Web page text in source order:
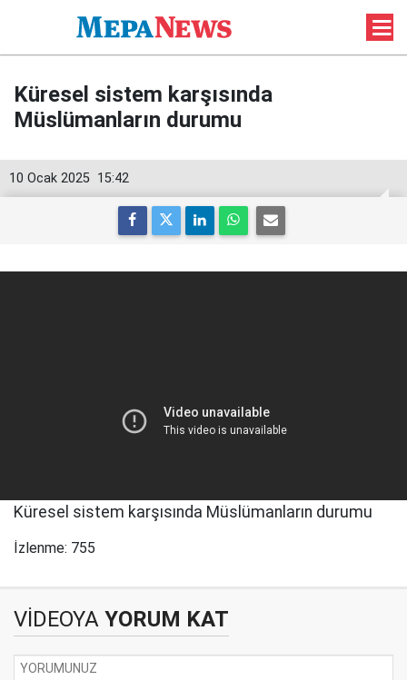
Küresel sistem karşısında
Müslümanların durumu
15:42
10 Ocak 2025
Küresel sistem karşısında Müslümanların durumu
İzlenme: 755
VİDEOYA YORUM KAT